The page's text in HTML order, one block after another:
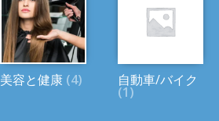
美容と健康 (4) 自動車/バイク
(1)